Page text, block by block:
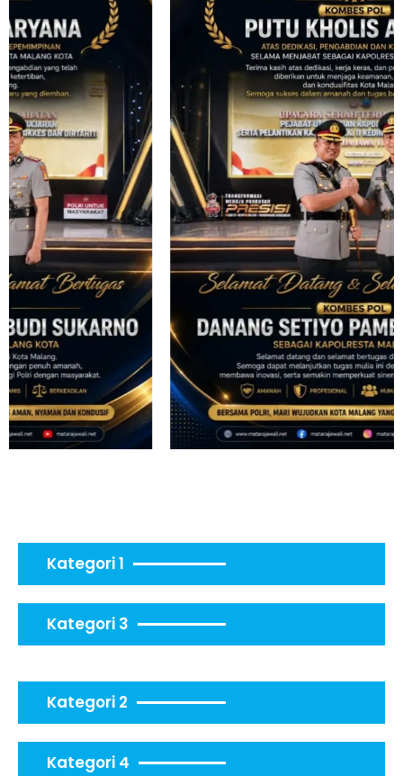
Kategori 1
Kategori 3
Kategori 2
Kategori 4